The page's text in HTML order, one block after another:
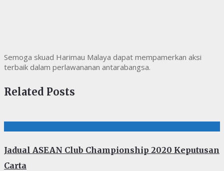
Semoga skuad Harimau Malaya dapat mempamerkan aksi
terbaik dalam perlawananan antarabangsa.
Related Posts
Jadual ASEAN Club Championship 2020 Keputusan
Carta